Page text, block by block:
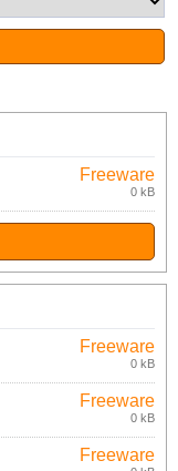
Freeware
0 kB
Freeware
0 kB
Freeware
0 kB
Freeware